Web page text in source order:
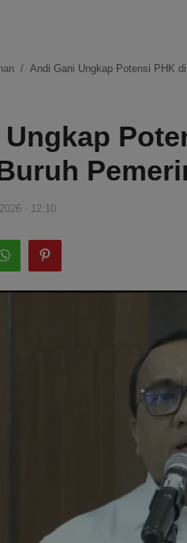
Andi Gani Ungkap Potensi PHK
- 12:10